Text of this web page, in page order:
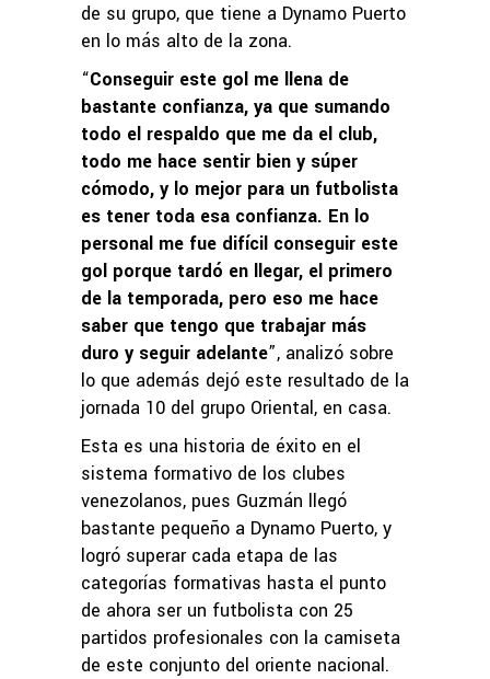
de su grupo, que tiene a Dynamo Puerto
en lo más alto de la zona.
“Conseguir este gol me llena de
bastante confianza, ya que sumando
todo el respaldo que me da el club,
todo me hace sentir bien y súper
cómodo, y lo mejor para un futbolista
es tener toda esa confianza. En lo
personal me fue difícil conseguir este
gol porque tardó en llegar, el primero
de la temporada, pero eso me hace
saber que tengo que trabajar más
duro y seguir adelante”, analizó sobre
lo que además dejó este resultado de la
jornada 10 del grupo Oriental, en casa.
Esta es una historia de éxito en el
sistema formativo de los clubes
venezolanos, pues Guzmán llegó
bastante pequeño a Dynamo Puerto, y
logró superar cada etapa de las
categorías formativas hasta el punto
de ahora ser un futbolista con 25
partidos profesionales con la camiseta
de este conjunto del oriente nacional.